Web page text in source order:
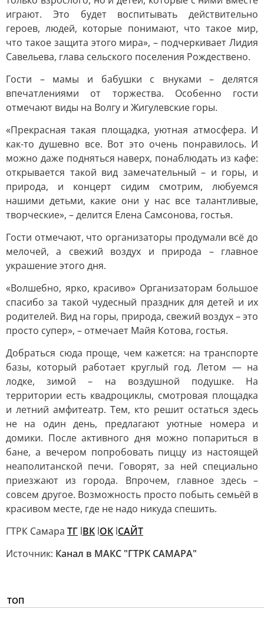
играют. Это будет воспитывать действительно
героев, людей, которые понимают, что такое мир,
что такое защита этого мира», – подчеркивает Лидия
Савельева, глава сельского поселения Рождествено.
Гости – мамы и бабушки с внуками – делятся
впечатлениями от торжества. Особенно гости
отмечают виды на Волгу и Жигулевские горы.
«Прекрасная такая площадка, уютная атмосфера. И
как-то душевно все. Вот это очень понравилось. И
можно даже подняться наверх, понаблюдать из кафе:
открывается такой вид замечательный – и горы, и
природа, и концерт сидим смотрим, любуемся
нашими детьми, какие они у нас все талантливые,
творческие», – делится Елена Самсонова, гостья.
Гости отмечают, что организаторы продумали всё до
мелочей, а свежий воздух и природа – главное
украшение этого дня.
«Волшебно, ярко, красиво» Организаторам большое
спасибо за такой чудесный праздник для детей и их
родителей. Вид на горы, природа, свежий воздух – это
просто супер», – отмечает Майя Котова, гостья.
Добраться сюда проще, чем кажется: на транспорте
базы, который работает круглый год. Летом — на
лодке, зимой – на воздушной подушке. На
территории есть квадроциклы, смотровая площадка
и летний амфитеатр. Тем, кто решит остаться здесь
не на один день, предлагают уютные номера и
домики. После активного дня можно попариться в
бане, а вечером попробовать пиццу из настоящей
неаполитанской печи. Говорят, за ней специально
приезжают из города. Впрочем, главное здесь –
совсем другое. Возможность просто побыть семьёй в
красивом месте, где не надо никуда спешить.
ГТРК Самара ТГ lВК lОК lСАЙТ
Источник: Канал в МАКС "ГТРК САМАРА"
ТОП